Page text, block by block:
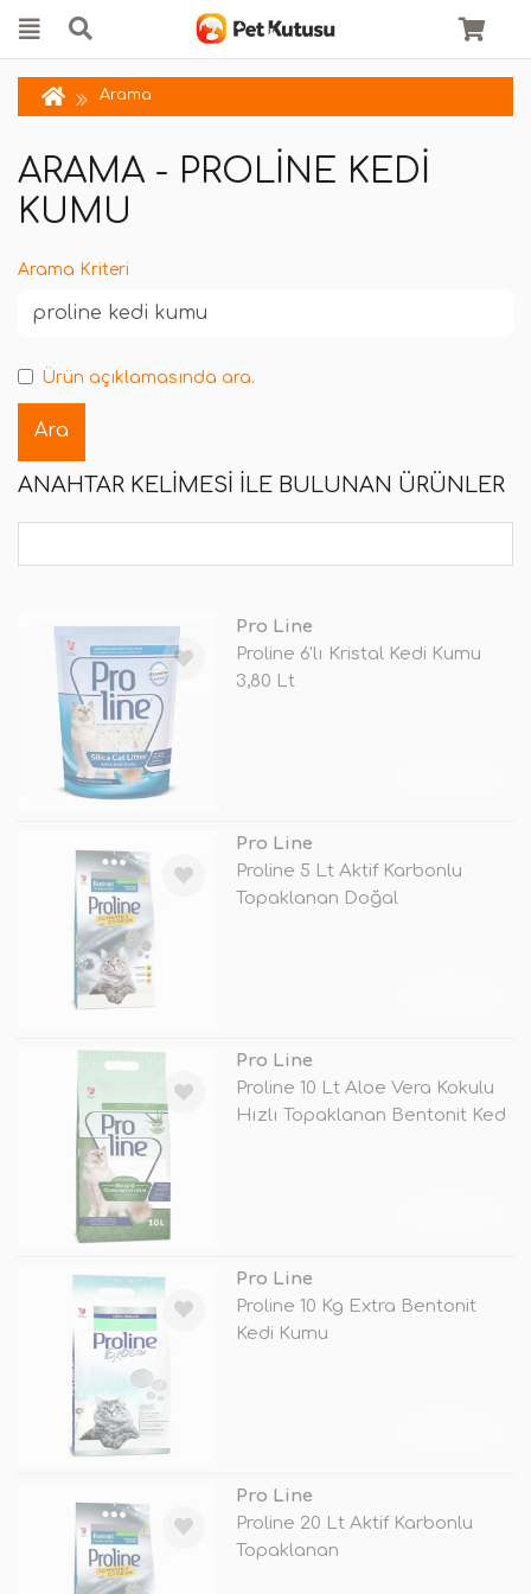
Arama
ARAMA - PROLINE KEDI
KUMU
Arama Kriteri
Ürün açıklamasında ara.
ANAHTAR KELIMESI ILE BULUNAN ÜRÜNLER
Pro Line
Proline 6'lı Kristal Kedi Kumu
3,80 Lt
Pro Line
Proline 5 Lt Aktif Karbonlu
Topaklanan Doğal
Pro Line
Proline 10 Lt Aloe Vera Kokulu
Hızlı Topaklanan Bentonit Ked
Pro Line
Proline 10 Kg Extra Bentonit
Kedi Kumu
Pro Line
Proline 20 Lt Aktif Karbonlu
Topaklanan